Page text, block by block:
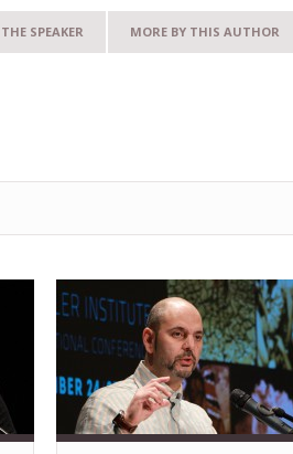
SPEAKER MORE BY THIS AUTHOR